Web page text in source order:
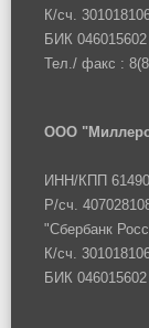
К/сч.
БИК
Тел./ факс :
ООО
ИНН/КПП
Р/сч.
"Сбербанк
К/сч.
БИК